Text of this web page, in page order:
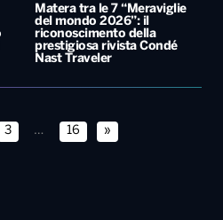
Matera tra le 7 “Meraviglie
del mondo 2026”: il
riconoscimento della
prestigiosa rivista Condé
Nast Traveler
3 … 16 »